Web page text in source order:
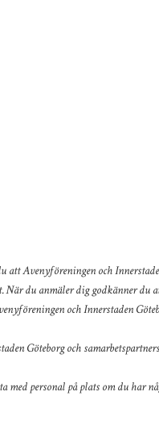
Avenyföreningen och
När du anmäler dig godkänner du
och Innerstaden
Göteborg och
med personal på plats om du har